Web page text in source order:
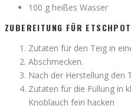
100 g heißes Wasser
ZUBEREITUNG FÜR
Zutaten für den Teig in
Abschmecken.
Nach der Herstellung den
Zutaten für die Füllung in
Knoblauch fein hacken